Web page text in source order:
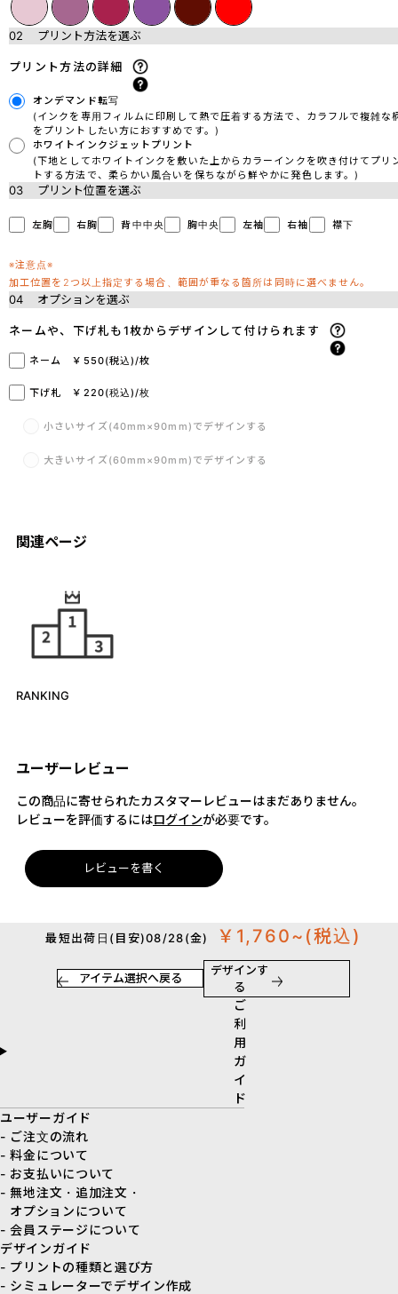
02 プリント方法を選ぶ
プリント方法の詳細
オンデマンド転写
(インクを専用フィルムに印刷して熱で圧着する方法で、カラフルで複雑な
をプリントしたい方におすすめです。)
ホワイトインクジェットプリント
(下地としてホワイトインクを敷いた上からカラーインクを吹き付けてプリ
トする方法で、柔らかい風合いを保ちながら鮮やかに発色します。)
03 プリント位置を選ぶ
左胸 右胸 背中中央 胸中央 左袖 右袖 襟下
※注意点※
加工位置を2つ以上指定する場合、範囲が重なる箇所は同時に選べません。
04 オプションを選ぶ
ネームや、下げ札も1枚からデザインして付けられます
ネーム ￥550(税込)/枚
下げ札 ￥220(税込)/枚
小さいサイズ(40mm×90mm)でデザインする
大きいサイズ(60mm×90mm)でデザインする
関連ページ
RANKING
ユーザーレビュー
この商品に寄せられたカスタマーレビューはまだありません。
レビューを評価するにはログインが必要です。
レビューを書く
最短出荷日(目安)08/28(金) ￥1,760~ (税込)
アイテム選択へ戻る
デザインす
る
ご
利
用
ガ
イ
ド
ユーザーガイド
- ご注文の流れ
- 料金について
- お支払いについて
- 無地注文・追加注文・
オプションについて
- 会員ステージについて
デザインガイド
- プリントの種類と選び方
- シミュレーターでデザイン作成